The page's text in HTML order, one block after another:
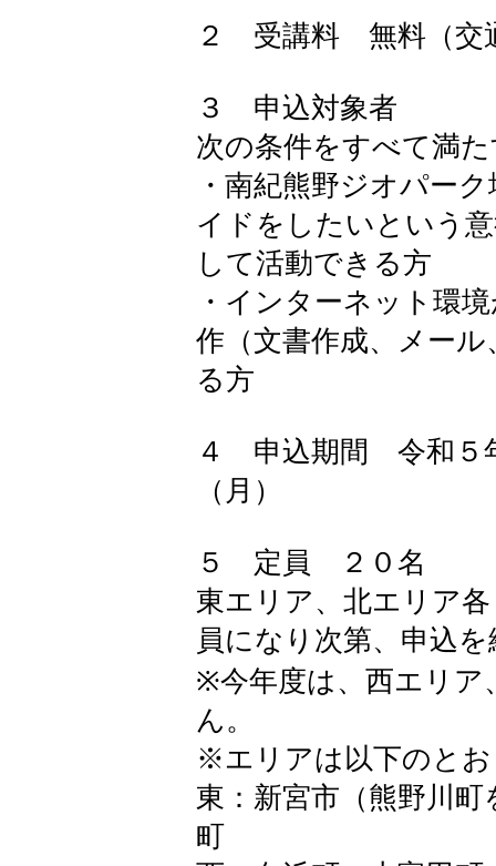
２ 受講料 無料（交
３ 申込対象者
次の条件をすべて満
・南紀熊野ジオパー
イドをしたいという
して活動できる方
・インターネット環
作（文書作成、メー
る方
４ 申込期間 令和５
（月）
５ 定員 ２０名
東エリア、北エリア
員になり次第、申込
※今年度は、西エリア
ん。
※エリアは以下のと
東：新宮市（熊野川
町